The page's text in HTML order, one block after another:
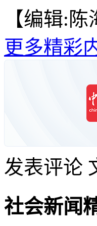
【编辑:陈
更多精彩
发表评论
社会新闻